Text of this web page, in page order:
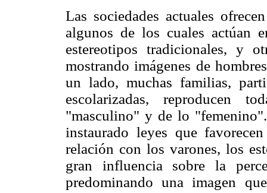
Las sociedades actuales
algunos de los cuales actúan
estereotipos tradicionales, y
mostrando imágenes de
un lado, muchas familias,
escolarizadas, reproducen
"masculino" y de lo
instaurado leyes que
relación con los varones, los
gran influencia sobre la
predominando una imagen